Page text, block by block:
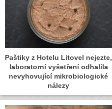
Paštiky z Hotelu Litovel nejezte,
laboratorní vyšetření odhalila
nevyhovující mikrobiologické
nálezy